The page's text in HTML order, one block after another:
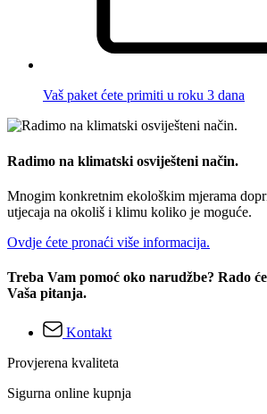
Vaš paket ćete primiti u roku 3 dana
Radimo na klimatski osviješteni način.
Mnogim konkretnim ekološkim mjerama
utjecaja na okoliš i klimu koliko je moguće.
Ovdje ćete pronaći više informacija.
Treba Vam pomoć oko narudžbe? Rado
Vaša pitanja.
Kontakt
Provjerena kvaliteta
Sigurna online kupnja